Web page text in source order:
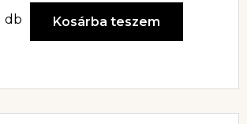
db Kosárba teszem